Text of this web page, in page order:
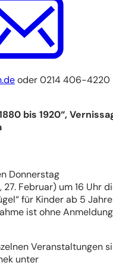
deoder 0214 406-4220
bis 1920“,
Donnerstag
Februar) um 16 Uhr
für Kinder ab 5
ist ohne Anmeldung
Veranstaltungen
unter